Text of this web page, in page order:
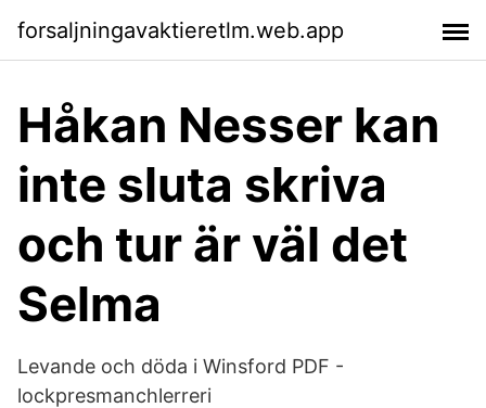
forsaljningavaktieretlm.web.app
Håkan Nesser kan
inte sluta skriva
och tur är väl det
Selma
Levande och döda i Winsford PDF -
lockpresmanchlerreri